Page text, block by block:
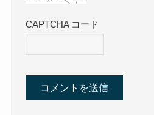
CAPTCHA コード